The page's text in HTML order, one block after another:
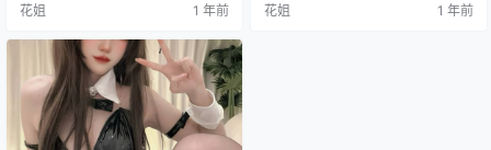
花姐 1 年前 花姐 1 年前